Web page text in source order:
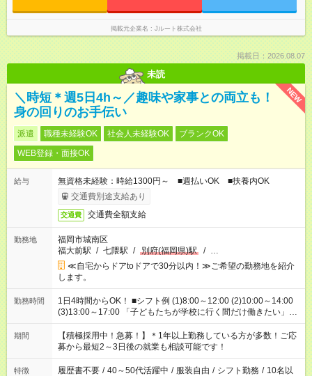
掲載元企業名 Jルート株式会社
掲載日：2026.08.07
未読
NEW
＼時短＊週5日4h～／趣味や家事との両立も！
身の回りのお手伝い
派遣 職種未経験OK 社会人未経験OK
ブランクOK
WEB登録・面接OK
給与
無資格未経験：時給1300円～ ■週払いOK ■扶養内OK
交通費別途支給あり
交通費 交通費全額支給
勤務地
福岡市城南区
福大前駅 / 七隈駅 / 別府(福岡県)駅 / …
≪自宅からドアtoドアで30分以内！≫ご希望の勤務地を紹介
します。
勤務時間
1日4時間からOK！ ■シフト例 (1)8:00～12:00 (2)10:00～14:00
(3)13:00～17:00 「子どもたちが学校に行く間だけ働きたい」
「余裕を持って夕飯の準備がしたい」 「午前中は働いて、午後
はプライベートの時間にしたい」 など、ご希望を教えてくださ
いね。 ※Wワーク希望の方へ 今ご覧のお仕事で希望する勤務時
間と、もう1つのお仕事の勤務時間。 合計で週40時間を超える
場合は応募できません。
期間
【積極採用中！急募！】＊1年以上勤務している方が多数！ご応
募から最短2～3日後の就業も相談可能です！
特徴 履歴書不要 / 40～50代活躍中 / 服装自由 / シフト勤務 / 10名以